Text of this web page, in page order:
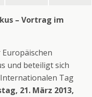
– Vortrag im
und beteiligt sich
Tag
21. März 2013,